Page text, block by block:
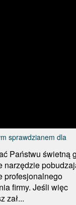
sprawdzianem dla
Państwu świetną
narzędzie
profesjonalnego
firmy. Jeśli więc
zał...